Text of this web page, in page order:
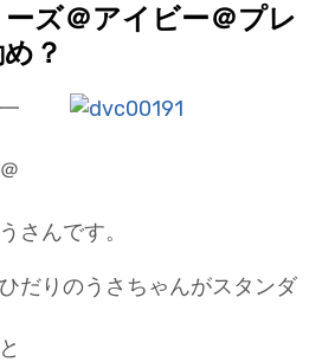
ズ＠アイビー＠プレ
？
さんです。
だりのうさちゃんがスタンダ